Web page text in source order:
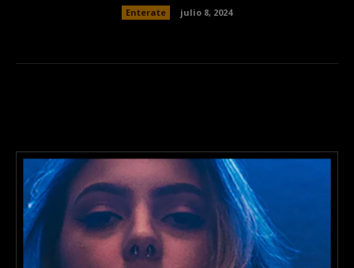
Enterate julio 8, 2024